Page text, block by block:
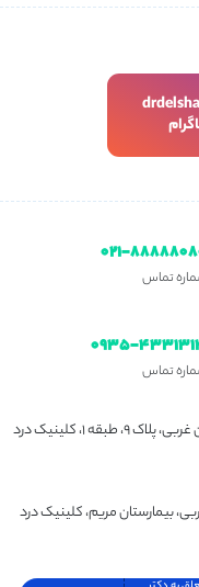
۸۸۸۸۸۰۸۰
تماس
۴۳۳۱۳۱۳
تماس
تهران، جردن، بعد از میرداماد خیابان قبادیان غربی، پلاک ۹، طبقه ۱، کلینیک درد